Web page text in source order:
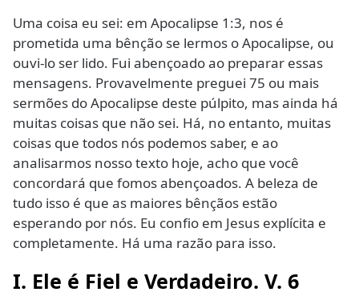
Uma coisa eu sei: em Apocalipse 1:3, nos é
prometida uma bênção se lermos o Apocalipse, ou
ouvi-lo ser lido. Fui abençoado ao preparar essas
mensagens. Provavelmente preguei 75 ou mais
sermões do Apocalipse deste púlpito, mas ainda há
muitas coisas que não sei. Há, no entanto, muitas
coisas que todos nós podemos saber, e ao
analisarmos nosso texto hoje, acho que você
concordará que fomos abençoados. A beleza de
tudo isso é que as maiores bênçãos estão
esperando por nós. Eu confio em Jesus explícita e
completamente. Há uma razão para isso.
I. Ele é Fiel e Verdadeiro. V. 6